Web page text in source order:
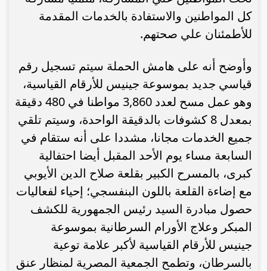
كل المواطنين والاستفادة بالخدمات المقدمة
للأطمئنان علي صحتهم.
وأوضح أنه على هامش الحملة سيتم تسجيل رقم
قياسي جديد بموسوعة جينيس للأرقام القياسية،
وهو عمل مسح لعدد 3,860 مواطنا في 480 دقيقة
بمعدل 8 كشوفات بالدقيقة الواحدة، وسيتم تلقي
جميع الخدمات مجانا، مشددا على أنه ستقام في
السابعة مساء يوم الأحد المقبل أيضا احتفالية
كبرى، بالمسرح الكبير بقلعة صلاح الدين الأيوبي
مع إضاءة القلعة باللون البنفسجي؛ إحياء لفعاليات
حصول مبادرة السيد رئيس الجمهورية للكشف
المبكر وعلاج الأورام السرطانية بموسوعة
جينيس للأرقام القياسية لأكبر علامة توعية
بالسرطان، وتطمح الجمعية المصرية لمنظار عنق